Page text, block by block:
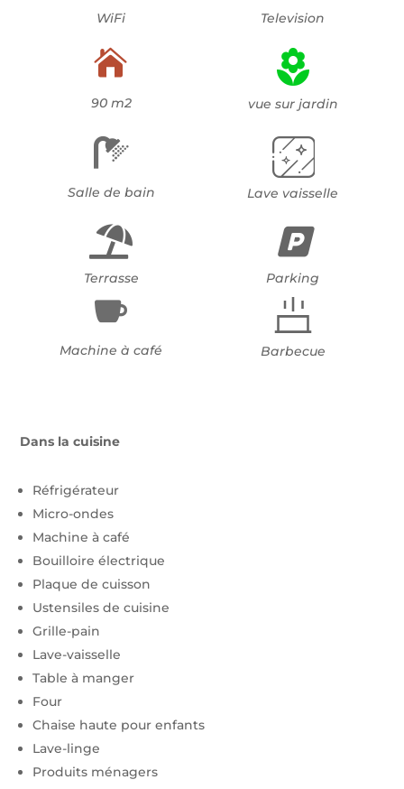
t3
p
o
ol
ic
o
n
WiFi Television

90 m2
s
m
t2
lo
c
al
vue sur jardin

Salle de bain
s
c
s
cl
Lave vaisselle
u
m
b
ll
a
b
e
a
c
h
ic
Terrasse
p
a
r
Parking

Machine à café
s
Barbecue
Dans la cuisine
Réfrigérateur
Micro-ondes
Machine à café
Bouilloire électrique
Plaque de cuisson
Ustensiles de cuisine
Grille-pain
Lave-vaisselle
Table à manger
Four
Chaise haute pour enfants
Lave-linge
Produits ménagers